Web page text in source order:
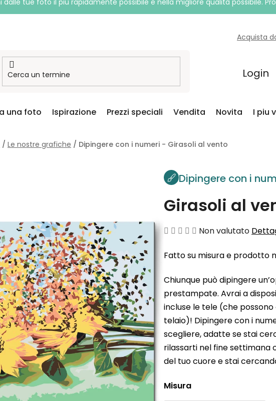
tue foto il più rapidamente possibile e nella migliore qualità possibile.
Acquista
Login
una foto Ispirazione Prezzi speciali Vendita Novita I piu
/ Le nostre grafiche / Dipingere con i numeri - Girasoli al vento
Dipingere con i
Girasoli al
La
media
prodotto
è
0,0
su
5
stelle.
Non valutato
Fatto su misura e prodotto
Chiunque può dipingere
prestampate. Avrai a
incluse le tele (che
telaio)! Dipingere con i
scegliere, adatte se stai
rilassarti nel fine settimana
del tuo cuore e stai
Misura